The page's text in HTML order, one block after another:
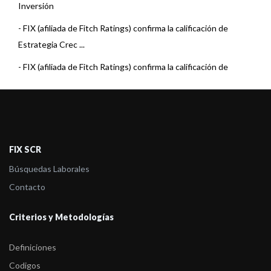
Inversión
- FIX (afiliada de Fitch Ratings) confirma la calificación de
Estrategia Crec ...
- FIX (afiliada de Fitch Ratings) confirma la calificación de
FIX SCR
Búsquedas Laborales
Contacto
Criterios y Metodologías
Definiciones
Codigos